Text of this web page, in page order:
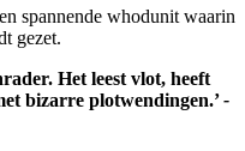
spannende whodunit waarin
gezet.
Het leest vlot, heeft
bizarre plotwendingen.’-